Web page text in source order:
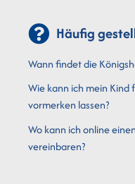
Häufig
Wann findet die
Wie kann ich mein
vormerken lassen?
Wo kann ich online
vereinbaren?